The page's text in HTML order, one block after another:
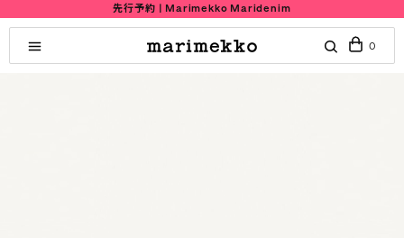
先行予約 | Marimekko Maridenim
0